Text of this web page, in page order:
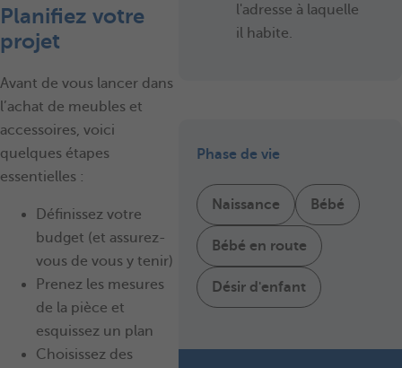
Planifiez votre
projet
Avant de vous lancer dans
l’achat de meubles et
accessoires, voici
quelques étapes
essentielles :
Définissez votre
budget (et assurez-
vous de vous y tenir)
Prenez les mesures
de la pièce et
esquissez un plan
Choisissez des
l'adresse à laquelle
il habite.
Phase de vie
Naissance Bébé
Bébé en route
Désir d'enfant